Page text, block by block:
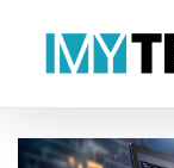
View